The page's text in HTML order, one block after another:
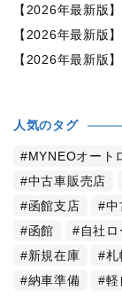
人気のタグ
MYNEOオート
中古車販売店
函館支店
中
函館
自社ロ
新規在庫
札
納車準備
軽